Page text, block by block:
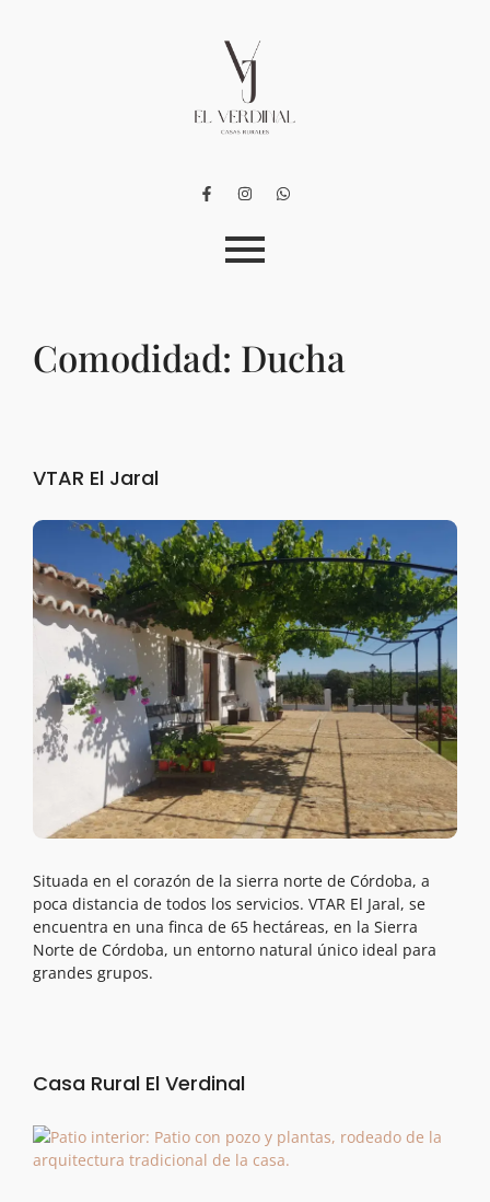
Comodidad: Ducha
VTAR El Jaral
Situada en el corazón de la sierra norte de Córdoba, a
poca distancia de todos los servicios. VTAR El Jaral, se
encuentra en una finca de 65 hectáreas, en la Sierra
Norte de Córdoba, un entorno natural único ideal para
grandes grupos.
Casa Rural El Verdinal